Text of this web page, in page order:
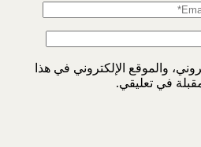
والموقع الإلكتروني في هذا
في تعليقي.